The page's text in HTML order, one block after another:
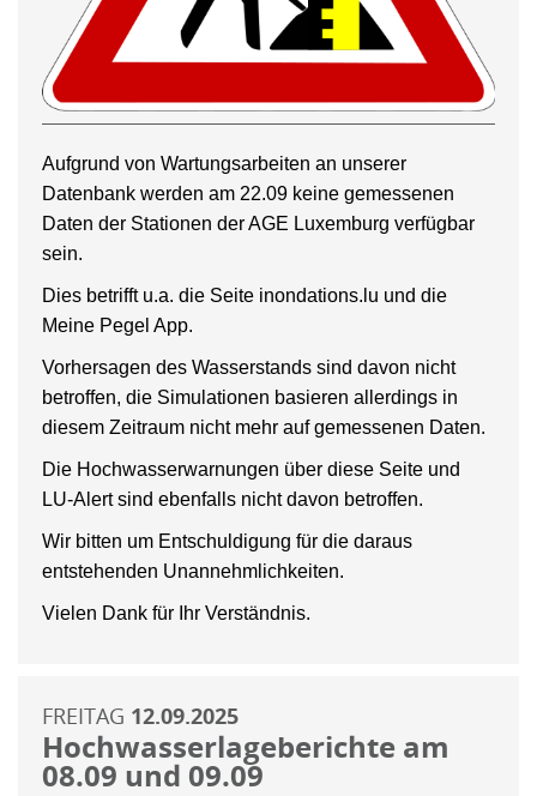
Aufgrund von Wartungsarbeiten an unserer
Datenbank werden am 22.09 keine gemessenen
Daten der Stationen der AGE Luxemburg verfügbar
sein.
Dies betrifft u.a. die Seite inondations.lu und die
Meine Pegel App.
Vorhersagen des Wasserstands sind davon nicht
betroffen, die Simulationen basieren allerdings in
diesem Zeitraum nicht mehr auf gemessenen Daten.
Die Hochwasserwarnungen über diese Seite und
LU-Alert sind ebenfalls nicht davon betroffen.
Wir bitten um Entschuldigung für die daraus
entstehenden Unannehmlichkeiten.
Vielen Dank für Ihr Verständnis.
FREITAG 12.09.2025
Hochwasserlageberichte am
08.09 und 09.09